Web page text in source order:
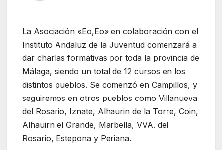
La Asociación «Eo,Eo» en colaboración con el
Instituto Andaluz de la Juventud comenzará a
dar charlas formativas por toda la provincia de
Málaga, siendo un total de 12 cursos en los
distintos pueblos. Se comenzó en Campillos, y
seguiremos en otros pueblos como Villanueva
del Rosario, Iznate, Alhaurin de la Torre, Coin,
Alhauirn el Grande, Marbella, VVA. del
Rosario, Estepona y Periana.